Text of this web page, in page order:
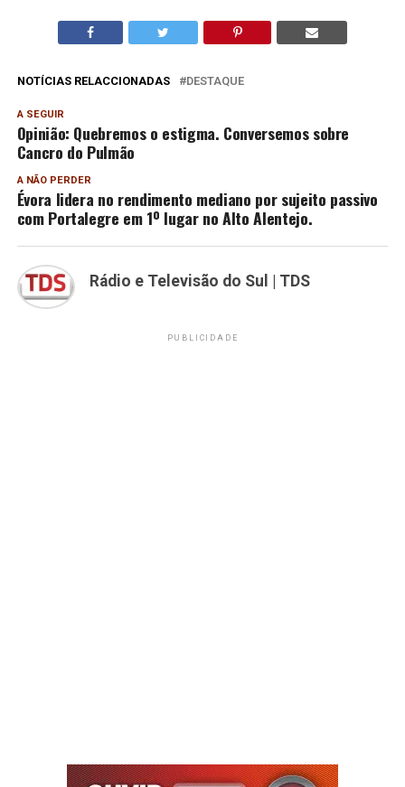
NOTÍCIAS RELACCIONADAS DESTAQUE
A SEGUIR
Opinião: Quebremos o estigma. Conversemos sobre
Cancro do Pulmão
A NÃO PERDER
Évora lidera no rendimento mediano por sujeito passivo
com Portalegre em 1º lugar no Alto Alentejo.
Rádio e Televisão do Sul | TDS
PUBLICIDADE